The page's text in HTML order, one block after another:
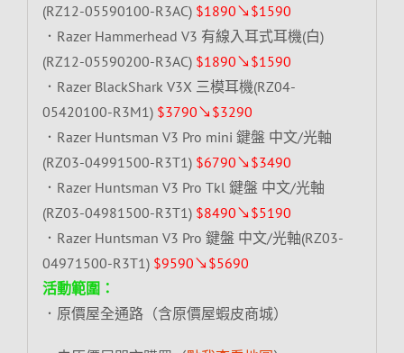
(RZ12-05590100-R3AC) $1890↘$1590
．Razer Hammerhead V3 有線入耳式耳機(白)
(RZ12-05590200-R3AC)$1890↘$1590
．Razer BlackShark V3X 三模耳機(RZ04-
05420100-R3M1) $3790↘$3290
．Razer Huntsman V3 Pro mini 鍵盤 中文/光軸
(RZ03-04991500-R3T1) $6790↘$3490
．Razer Huntsman V3 Pro Tkl 鍵盤 中文/光軸
(RZ03-04981500-R3T1) $8490↘$5190
．Razer Huntsman V3 Pro 鍵盤 中文/光軸(RZ03-
04971500-R3T1) $9590↘$5690
活動範圍：
．原價屋全通路（含原價屋蝦皮商城）